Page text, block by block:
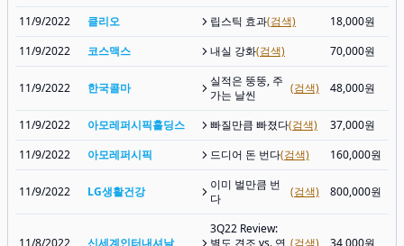
11/9/2022
클리오 립스틱 효과(검색) 18,000원
11/9/2022
코스맥스 내실 강화(검색) 70,000원
11/9/2022 한국콜마
실적은 뚱뚱, 주
가는 날씬
(검색) 48,000원
11/9/2022 아모레퍼시픽홀딩스 빠질만큼 빠졌다(검색) 37,000원
11/9/2022
아모레퍼시픽 드디어 돈 번다(검색) 160,000원
11/9/2022 LG생활건강
이미 벌만큼 번
다
(검색) 800,000원
11/8/2022 신세계인터내셔날
3Q22 Review:
별도 견조 vs. 연 (검색) 34,000원